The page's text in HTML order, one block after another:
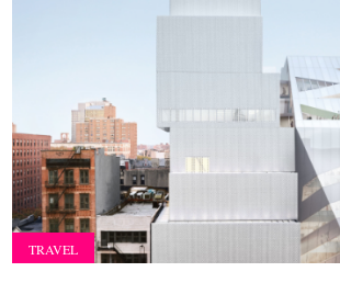
TRAVEL